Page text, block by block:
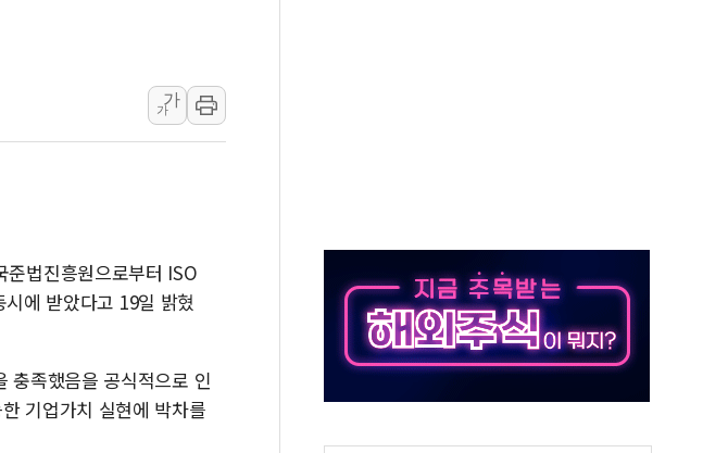
[속보] 민주, 강원 경선 결과 발표...김민석 50.30% 정청래 41.94% 송영길 7.76%
정재헌 CEO, SKT 장기고객 400명 맞이…"마음 잇는 시간 되길"
병무청, 보충역 전면 손질… 예술·체육요원 최대 33% 감축
홈플러스發 대형마트 판매, 역대 최대폭 감소한 9.4%↓…유통업계 양극화 심화
윤준병·이해민 의원, '정부 특사'로 콜롬비아 대통령 취임식 참석
'호우·산사태 주의보' 울진 시간당 30mm 강한 비...호우 피해 없어
가
가
법진흥원으로부터 ISO
에 받았다고 19일 밝혔
충족했음을 공식적으로 인
기업가치 실현에 박차를